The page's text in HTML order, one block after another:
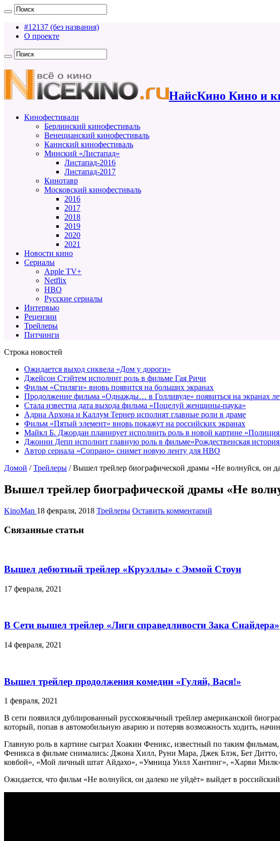
#12137 (без названия)
О проекте
НайсКино Кино и
Кинофестивали
Берлинский кинофестиваль
Венецианский кинофестиваль
Каннский кинофестиваль
Минский «Листапад»
Листапад-2016
Листапад-2017
Кинотавр
Московский кинофестиваль
2016
2017
2018
2019
2020
2021
Новости кино
Сериалы
Apple TV+
Netflix
HBO
Русские сериалы
Интервью
Рецензии
Трейлеры
Питчинги
Строка новостей
Ожидается выход сиквела «Дом у дороги»
Джейсон Стэйтем исполнит роль в фильме Гая Ричи
Фильм «Стиляги» вновь появится на больших экранах
Продолжение фильма «Однажды… в Голливуде» появиться на экранах
Стала известна дата выхода фильма «Поцелуй женщины-паука»
Адриа Архона и Каллум Тернер исполнят главные роли в драме
Фильм «Пятый элемент» вновь покажут на российских экранах
Майкл Б. Джордан планирует исполнить роль в новой картине
Джонни Депп исполнит главную роль в фильме«Рождественская
Автор сериала «Сопрано» снимет новую ленту для HBO
Домой / Трейлеры / Вышел трейлер биографической драмы «Не волнуйся, он
Вышел трейлер биографической драмы «Не
KinoMan 18 февраля, 2018 Трейлеры Оставить комментарий
Связанные статьи
Вышел дебютный трейлер «Круэллы» с Эммой Стоун
17 февраля, 2021
В Сети вышел трейлер «Лиги справедливости Зака Снайдера»
14 февраля, 2021
Вышел трейлер продолжения комедии «Гуляй, Вася!»
1 февраля, 2021
В сети появился дублированный русскоязычный трейлер американской
который, попав в автомобильную аварию и потеряв возможность ходить,
Главную роль в картине сыграл Хоакин Феникс, известный по таким
Феникса в фильме снимались: Джона Хилл, Руни Мара, Джек Блэк, Бет
ковбой», «Мой личный штат Айдахо», «Умница Уилл Хантинг», «Харви
Ожидается, что фильм «Не волнуйся, он далеко не уйдёт» выйдет в российский